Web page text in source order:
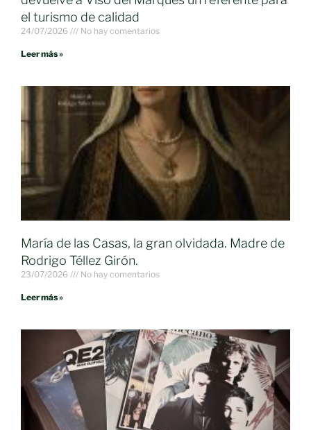
el turismo de calidad
24/07/2026 No hay comentarios
Leer más »
María de las Casas, la gran olvidada. Madre de
Rodrigo Téllez Girón.
23/07/2026 No hay comentarios
Leer más »